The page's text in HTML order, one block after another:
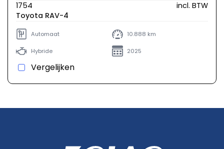
1754
incl. BTW
Toyota RAV-4
Automaat 10.888 km
Hybride 2025
Vergelijken